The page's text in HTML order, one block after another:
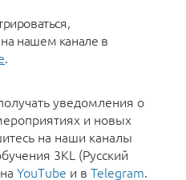
нашем канале в
.
уведомления о
и новых
на наши каналы
3KL (Русский
YouTube и в Telegram.